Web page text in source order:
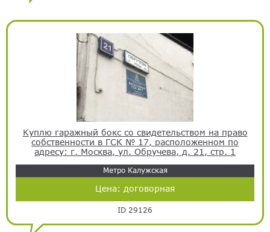
Куплю гаражный бокс со свидетельством на право
собственности в ГСК № 17, расположенном по
адресу: г. Москва, ул. Обручева, д. 21, стр. 1
Метро Калужская
Цена: договорная
ID 29126